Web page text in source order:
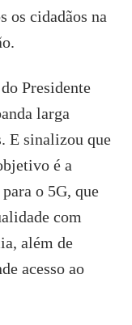
os cidadãos na
Presidente
larga
E sinalizou que
é a
o 5G, que
com
além de
acesso ao